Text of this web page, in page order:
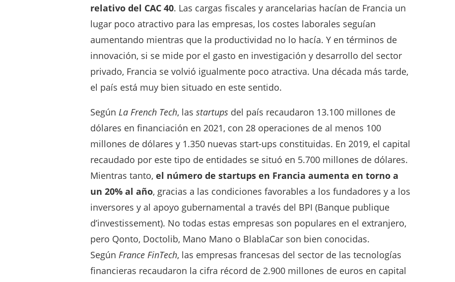
relativo del CAC 40. Las cargas fiscales y arancelarias hacían de Francia un
lugar poco atractivo para las empresas, los costes laborales seguían
aumentando mientras que la productividad no lo hacía. Y en términos de
innovación, si se mide por el gasto en investigación y desarrollo del sector
privado, Francia se volvió igualmente poco atractiva. Una década más tarde,
el país está muy bien situado en este sentido.
Según La French Tech, las startups del país recaudaron 13.100 millones de
dólares en financiación en 2021, con 28 operaciones de al menos 100
millones de dólares y 1.350 nuevas start-ups constituidas. En 2019, el capital
recaudado por este tipo de entidades se situó en 5.700 millones de dólares.
Mientras tanto, el número de startups en Francia aumenta en torno a
un 20% al año, gracias a las condiciones favorables a los fundadores y a los
inversores y al apoyo gubernamental a través del BPI (Banque publique
d’investissement). No todas estas empresas son populares en el extranjero,
pero Qonto, Doctolib, Mano Mano o BlablaCar son bien conocidas.
Según France FinTech, las empresas francesas del sector de las tecnologías
financieras recaudaron la cifra récord de 2.900 millones de euros en capital